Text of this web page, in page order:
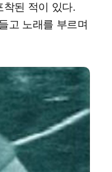
착된 적이 있다.
고 노래를 부르며